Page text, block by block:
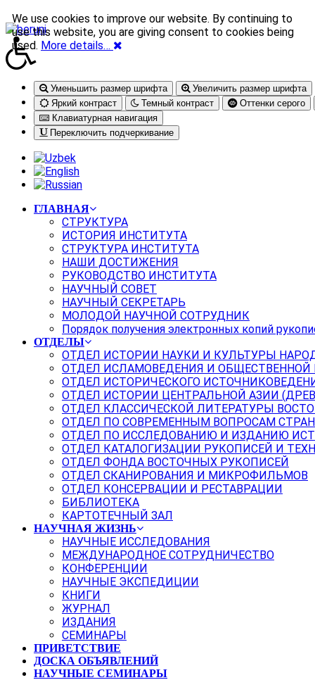
Уменьшить размер шрифта
Увеличить размер шрифта
Яркий контраст
Темный контраст
Оттенки серого
Клавиатурная навигация
Переключить подчеркивание
ГЛАВНАЯ
СТРУКТУРА
ИСТОРИЯ ИНСТИТУТА
СТРУКТУРА ИНСТИТУТА
НАШИ ДОСТИЖЕНИЯ
РУКОВОДСТВО ИНСТИТУТА
НАУЧНЫЙ СОВЕТ
НАУЧНЫЙ СЕКРЕТАРЬ
МОЛОДОЙ НАУЧНОЙ СОТРУДНИК
Порядок получения электронных копий
ОТДЕЛЫ
ОТДЕЛ ИСТОРИИ НАУКИ И КУЛЬТУРЫ
ОТДЕЛ ИСЛАМОВЕДЕНИЯ И
ОТДЕЛ ИСТОРИЧЕСКОГО
ОТДЕЛ ИСТОРИИ ЦЕНТРАЛЬНОЙ АЗИИ
ОТДЕЛ КЛАССИЧЕСКОЙ ЛИТЕРАТУРЫ
ОТДЕЛ ПО СОВРЕМЕННЫМ ВОПРОСАМ
ОТДЕЛ ПО ИССЛЕДОВАНИЮ И ИЗДАНИЮ
ОТДЕЛ КАТАЛОГИЗАЦИИ РУКОПИСЕЙ И
ОТДЕЛ ФОНДА ВОСТОЧНЫХ РУКОПИСЕЙ
ОТДЕЛ СКАНИРОВАНИЯ И МИКРОФИЛЬМОВ
ОТДЕЛ КОНСЕРВАЦИИ И РЕСТАВРАЦИИ
БИБЛИОТЕКА
КАРТОТЕЧНЫЙ ЗАЛ
НАУЧНАЯ ЖИЗНЬ
НАУЧНЫЕ ИССЛЕДОВАНИЯ
МЕЖДУНАРОДНОЕ СОТРУДНИЧЕСТВО
КОНФЕРЕНЦИИ
НАУЧНЫЕ ЭКСПЕДИЦИИ
КНИГИ
ЖУРНАЛ
ИЗДАНИЯ
СЕМИНАРЫ
ПРИВЕТСТВИЕ
ДОСКА ОБЪЯВЛЕНИЙ
НАУЧНЫЕ СЕМИНАРЫ
We use cookies to improve our website. By continuing to
use this website, you are giving consent to cookies being
used. More details…